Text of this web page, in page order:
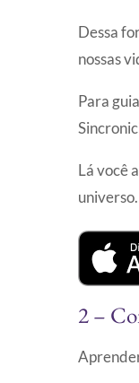
Dessa
nossas
Para
Lá você
universo.
2 –